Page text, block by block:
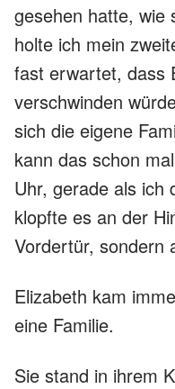
gesehen hatte, wie
holte ich mein
fast erwartet, dass
verschwinden
sich die eigene
kann das schon
Uhr, gerade als ich
klopfte es an der
Vordertür, sondern
Elizabeth kam
eine Familie.
Sie stand in ihrem